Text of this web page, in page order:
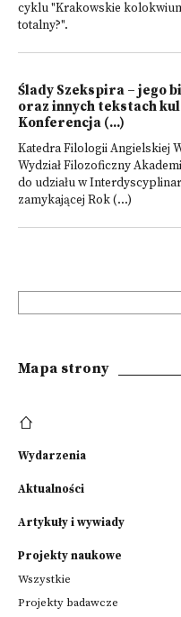
cyklu "Krakowskie
totalny?".
Ślady Szekspira – jego
oraz innych tekstach
Konferencja (...)
Katedra Filologii Angielskiej
Wydział Filozoficzny
do udziału w
zamykającej Rok (...)
Mapa strony
Wydarzenia
Aktualności
Artykuły i wywiady
Projekty naukowe
Wszystkie
Projekty badawcze